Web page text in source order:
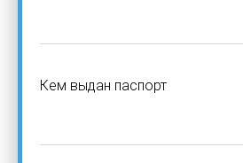
Кем выдан паспорт